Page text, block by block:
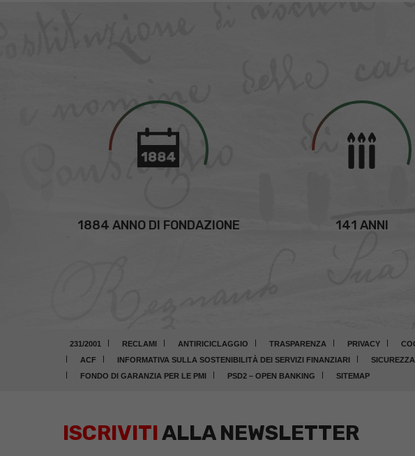
1884 ANNO DI FONDAZIONE 141 ANNI
231/2001 RECLAMI ANTIRICICLAGGIO TRASPARENZA PRIVACY
ACF
INFORMATIVA SULLA SOSTENIBILITÀ DEI SERVIZI FINANZIARI
FONDO DI GARANZIA PER LE PMI
PSD2 – OPEN BANKING SITEMAP
ISCRIVITIALLA NEWSLETTER